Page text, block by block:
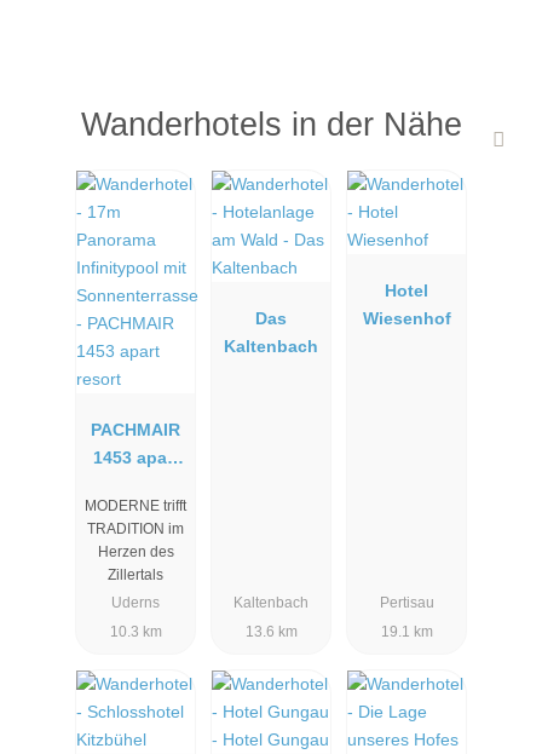
abrunden.Wanderhotels in der Nähe
PACHMAIR
1453 apart
MODERNE trifft
TRADITION im
Herzen des
Zillertals
Uderns
10.3 km
Das
Kaltenbach
Kaltenbach
13.6 km
Hotel
Wiesenhof
Pertisau
19.1 km